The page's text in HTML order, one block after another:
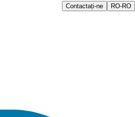
Contactați-ne RO-RO